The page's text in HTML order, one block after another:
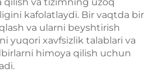
kafolatlaydi. Bir vaqtda bir
va ularni beyshtirish
yuqori xavfsizlik talablari va
himoya qilish uchun